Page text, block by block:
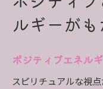
ルギーが
ポジティブエネル
スピリチュアルな視